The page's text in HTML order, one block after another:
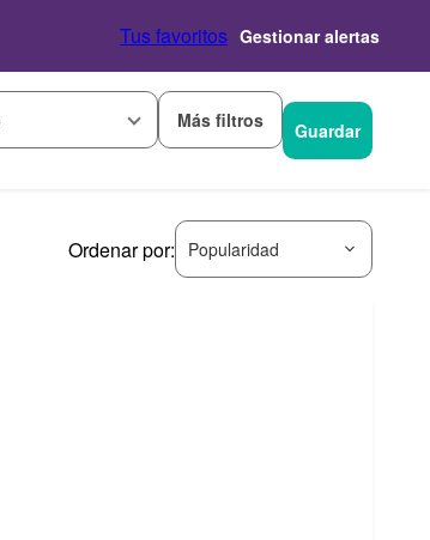
Tus favoritos Gestionar alertas
Más filtros Guardar
Ordenar por: Popularidad